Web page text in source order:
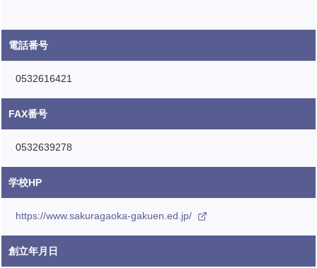
電話番号
0532616421
FAX番号
0532639278
学校HP
https://www.sakuragaoka-gakuen.ed.jp/
創立年月日